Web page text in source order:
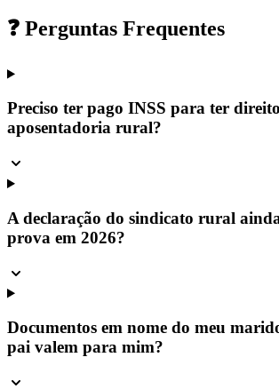
❓ Perguntas Frequentes
Preciso ter pago INSS para ter
aposentadoria rural?
A declaração do sindicato rural
prova em 2026?
Documentos em nome do meu
pai valem para mim?